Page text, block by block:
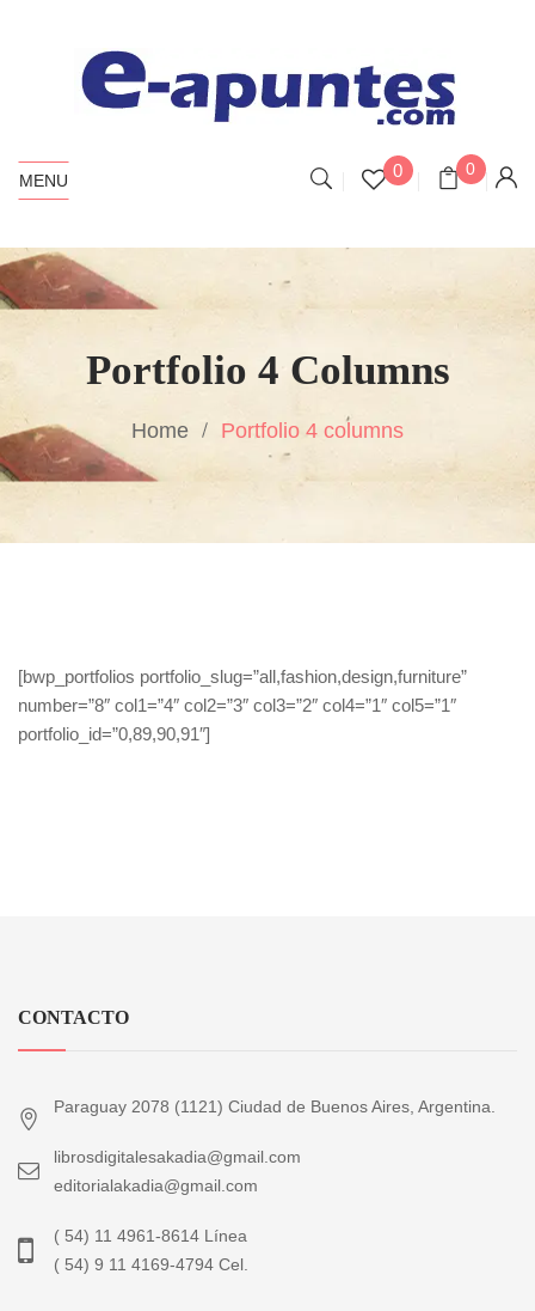
MENU 0 0
Portfolio 4 Columns
Home Portfolio 4 columns
[bwp_portfolios portfolio_slug=”all,fashion,design,furniture”
number=”8″ col1=”4″ col2=”3″ col3=”2″ col4=”1″ col5=”1″
portfolio_id=”0,89,90,91″]
CONTACTO
Paraguay 2078 (1121) Ciudad de Buenos Aires, Argentina.
librosdigitalesakadia@gmail.com
editorialakadia@gmail.com
( 54) 11 4961-8614 Línea
( 54) 9 11 4169-4794 Cel.